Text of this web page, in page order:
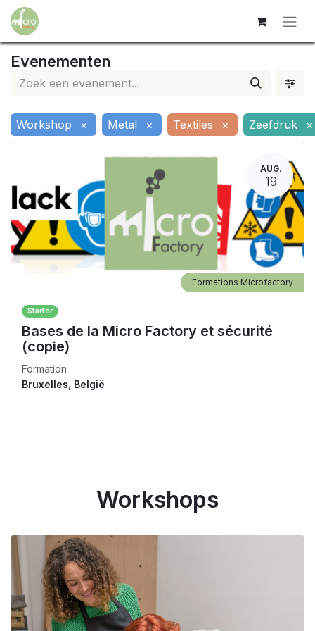
Evenementen
Workshop × Metal × Textiles × Zeefdruk ×
AUG.
19
Starter
Bases de la Micro Factory et sécurité
(copie)
Formation
Formations Microfactory
Bruxelles België
Workshops